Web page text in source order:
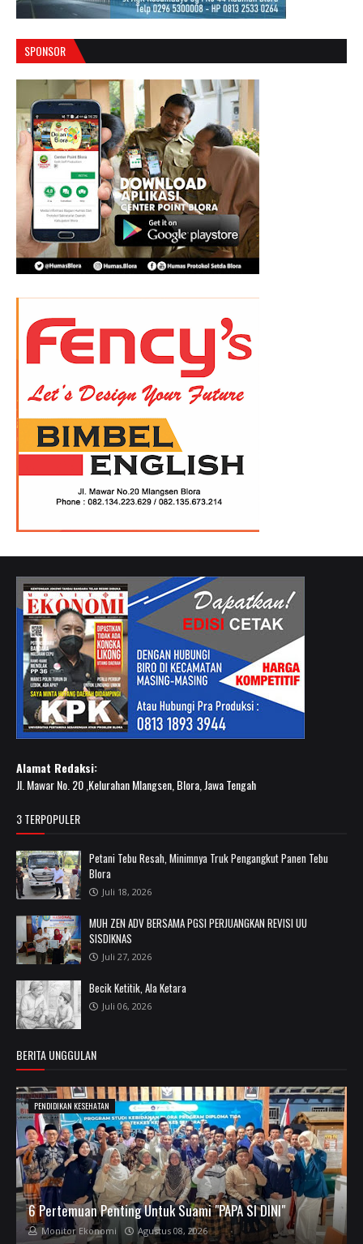
SPONSOR
Alamat Redaksi:
Jl. Mawar No. 20 ,Kelurahan Mlangsen, Blora, Jawa Tengah
3 TERPOPULER
Petani Tebu Resah, Minimnya Truk Pengangkut Panen Tebu
Blora
Juli 18, 2026
MUH ZEN ADV BERSAMA PGSI PERJUANGKAN REVISI UU
SISDIKNAS
Juli 27, 2026
Becik Ketitik, Ala Ketara
Juli 06, 2026
BERITA UNGGULAN
PENDIDIKAN KESEHATAN
6 Pertemuan Penting Untuk Suami "PAPA SI DINI"
Monitor Ekonomi Agustus 08, 2026